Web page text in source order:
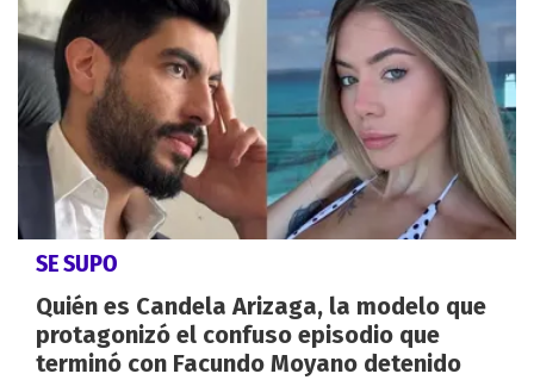
SE SUPO
Quién es Candela Arizaga, la modelo que
protagonizó el confuso episodio que
terminó con Facundo Moyano detenido